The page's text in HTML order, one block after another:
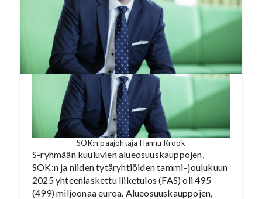
SOK:n pääjohtaja Hannu Krook
S-ryhmään kuuluvien alueosuuskauppojen,
SOK:n ja niiden tytäryhtiöiden tammi–joulukuun
2025 yhteenlaskettu liiketulos (FAS) oli 495
(499) miljoonaa euroa. Alueosuuskauppojen,